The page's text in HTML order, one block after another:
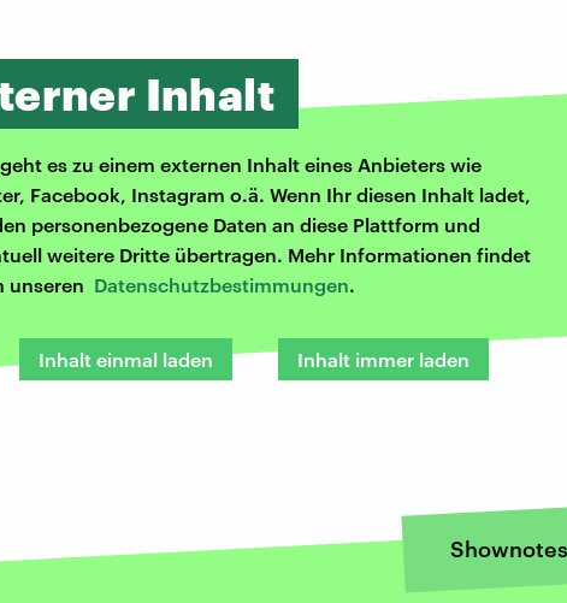
Inhalt
es zu einem externen Inhalt eines Anbieters wie
Facebook, Instagram o.ä. Wenn Ihr diesen Inhalt ladet,
personenbezogene Daten an diese Plattform und
weitere Dritte übertragen. Mehr Informationen findet
unseren Datenschutzbestimmungen.
Inhalt einmal laden Inhalt immer laden
Shownotes